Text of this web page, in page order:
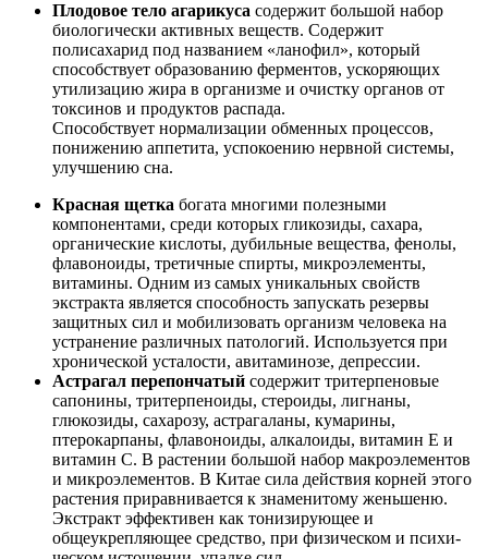
Плодовое тело агарикуса содержит большой набор
биологически активных веществ. Содержит
полисахарид под названием «ланофил», который
способствует образованию ферментов, ускоряющих
утилизацию жира в организме и очистку органов от
токсинов и продуктов распада.
Способствует нормализации обменных процессов,
понижению аппетита, успокоению нервной системы,
улучшению сна.
Красная щетка богата многими полезными
компонентами, среди которых гликозиды, сахара,
органические кислоты, дубильные вещества, фенолы,
флавоноиды, третичные спирты, микроэлементы,
витамины. Одним из самых уникальных свойств
экстракта является способность запускать резервы
защитных сил и мобилизовать организм человека на
устранение различных патологий. Используется при
хронической усталости, авитаминозе, депрессии.
Астрагал перепончатый содержит тритерпеновые
сапонины, тритерпеноиды, стероиды, лигнаны,
глюкозиды, сахарозу, астрагаланы, кумарины,
птерокарпаны, флавоноиды, алкалоиды, витамин Е и
витамин С. В растении большой набор макроэлементов
и микроэлементов. В Китае сила действия корней этого
растения приравнивается к знаменитому женьшеню.
Экстракт эффективен как тонизирующее и
общеукрепляющее средство, при физическом и психи­